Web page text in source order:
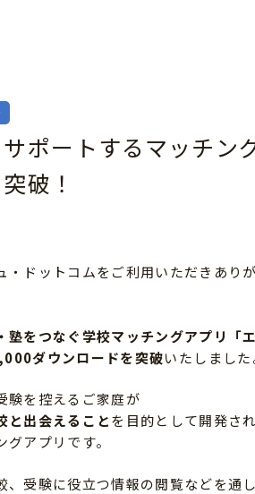
ポートするマッチ
破！
・ドットコムをご利用いただきあり
塾をつなぐ学校マッチングアプリ「
ダウンロードを突破いたしました
験を控えるご家庭が
と出会えることを目的として開発され
アプリです。
受験に役立つ情報の閲覧などを通し